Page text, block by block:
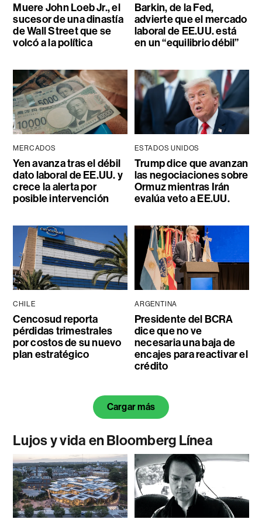
Muere John Loeb Jr., el
sucesor de una dinastía
de Wall Street que se
volcó a la política
Barkin, de la Fed,
advierte que el mercado
laboral de EE.UU. está
en un “equilibrio débil”
MERCADOS
Yen avanza tras el débil
dato laboral de EE.UU. y
crece la alerta por
posible intervención
ESTADOS UNIDOS
Trump dice que avanzan
las negociaciones sobre
Ormuz mientras Irán
evalúa veto a EE.UU.
CHILE
Cencosud reporta
pérdidas trimestrales
por costos de su nuevo
plan estratégico
ARGENTINA
Presidente del BCRA
dice que no ve
necesaria una baja de
encajes para reactivar el
crédito
Cargar más
Lujos y vida en Bloomberg Línea